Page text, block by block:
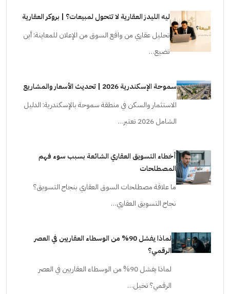
ليه الليدز العقارية لا تتحول لمبيعات؟ | بروكر العقارية
تحليل عقاري من واقع السوق من الإعلان للمعاينة: أين
تضيع…
سموحة الإسكندرية 2026 | تحديث الأسعار والمشاريع
الاستثمار والسكن في منطقة سموحة بالإسكندرية: الدليل
الشامل 2026 تعتبر…
أخطاء التسويق العقاري الشائعة بسبب سوء فهم
المصطلحات
ما علاقة مصطلحات السوق العقاري بنجاح التسويق؟
نجاح التسويق العقاري…
لماذا يفشل 90% من الوسطاء العقاريين في العصر
الرقمي؟
لماذا يفشل 90% من الوسطاء العقاريين في العصر
الرقمي؟ تخيل…